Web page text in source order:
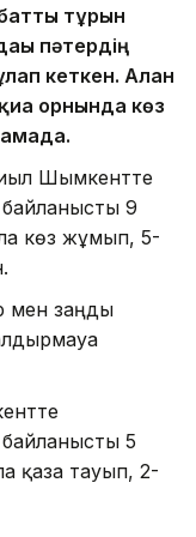
тұрғын
пәтердің
кеткен. Алған
орнында көз
Шымкентте
9
көз жұмып, 5-
мен заңды
5
қаза тауып, 2-